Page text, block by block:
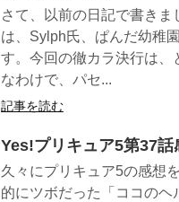
さて、以前の日記で書き
は、Sylph氏、ぱんだ幼稚
す。今回の徹カラ決行は、
なわけで、パセ...
記事を読む
Yes!プリキュア5第37話
久々にプリキュア5の感想
的にツボだった「ココの